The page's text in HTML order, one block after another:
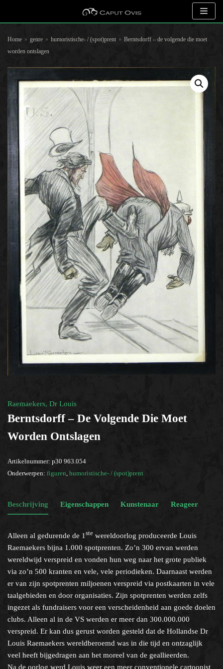
naar
de
Home » genre » humoristische- / (spot)prent » Berntsdorff – de volgende die moet
worden ontslagen
Raemaekers, Dr Louis
Berntsdorff – De Volgende Die Moet
Worden Ontslagen
Artikelnummer: p30 963.054
Onderwerpen: figuren, humoristische- / (spot)prent
Beschrijving Eigenschappen Kunstenaar Reageer
Alleen al gedurende de 1 ste wereldoorlog produceerde Louis
Raemaekers bijna 1.000 spotprenten. Zo’n 300 ervan werden
wereldwijd verspreid en vonden hun weg naar het grote publiek
via zo’n 500 kranten en vele, vele periodieken. Daarnaast werden
er van zijn spotprenten miljoenen verspreid via postkaarten in vele
taalgebieden en door organisaties. Zijn spotprenten werden zelfs
ingezet als fundraisers voor een verscheidenheid aan goede doelen
clubs. Alleen al in de VS werden er meer dan 300.000.000
verspreid. Er kan dus gerust worden gesteld dat de Hollandse Dr
Louis Raemaekers wereldberoemd was in die tijd en ontzaglijk
veel heeft bijgedragen aan het moreel van de geallieerden.
Na de oorlog werd Louis weer een meer conventionele cartoonist
Zoeken naar objecten
Selecteer op kunstenaar
Selecteer op onderwerp
×
humoristische- / (spot)prent
Help?